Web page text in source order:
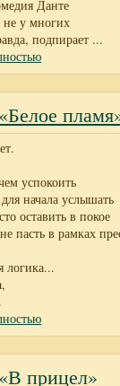
Данте
у многих
подпирает ...
успокоить
начала услышать
оставить в покое
пасть в рамках
логика...
прицел»